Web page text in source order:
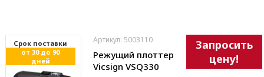
Cрок поставки
от 30 до 90
дней
Артикул: 5003110
Режущий плоттер
Vicsign VSQ330
Запросить
цену!